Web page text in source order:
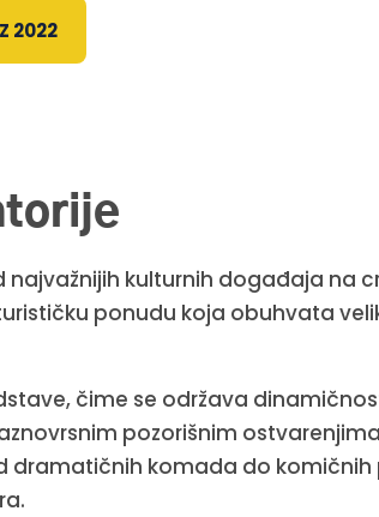
2022
kulturnih događaja na
ponudu koja obuhvata
čime se održava
pozorišnim
dramatičnih komada do